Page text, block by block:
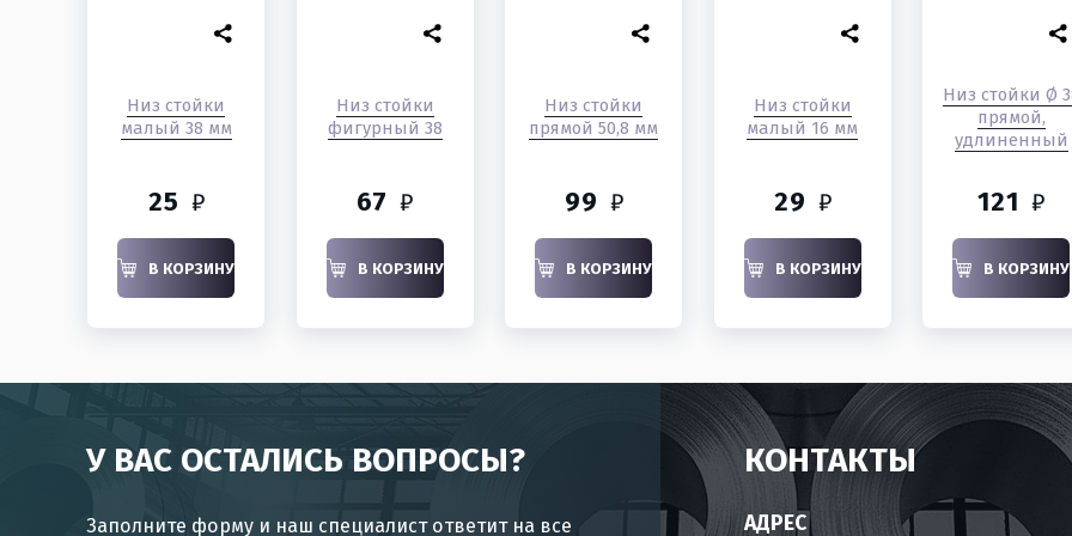
Низ стойки
малый 38 мм
25 ₽
В КОРЗИНУ
Низ стойки
фигурный 38
67 ₽
В КОРЗИНУ
Низ стойки
прямой 50,8 мм
99 ₽
В КОРЗИНУ
Низ стойки
малый 16 мм
29 ₽
В КОРЗИНУ
Низ стойки Ø
прямой,
удлиненный
121 ₽
В КОРЗИНУ
У ВАС ОСТАЛИСЬ ВОПРОСЫ?
Заполните форму и наш специалист ответит на все
КОНТАКТЫ
АДРЕС